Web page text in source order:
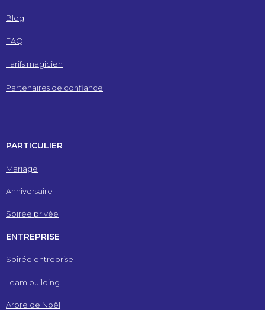
Blog
FAQ
Tarifs magicien
Partenaires de confiance
PARTICULIER
Mariage
Anniversaire
Soirée privée
ENTREPRISE
Soirée entreprise
Team building
Arbre de Noël